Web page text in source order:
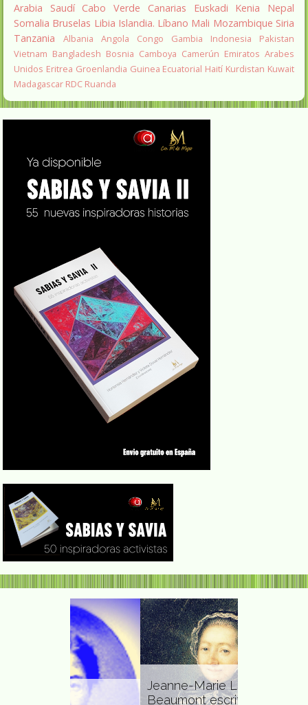
Arabia Saudí Cabo Verde Canarias Euskadi Kenia
Nepal
Somalia Bruselas Libia Islandia. Líbano Mali Mozambique Siria
Tanzania
Albania Angola Congo Gambia Indonesia
Pakistan
Vietnam Bangladesh Bosnia Camboya Camerún Emiratos Arabes
Unidos Eritrea Groenlandia Guinea Ecuatorial Haití Kurdistan Kuwait
Madagascar RDC Ruanda
Jeanne-Marie Leprince de
Beaumont escritora